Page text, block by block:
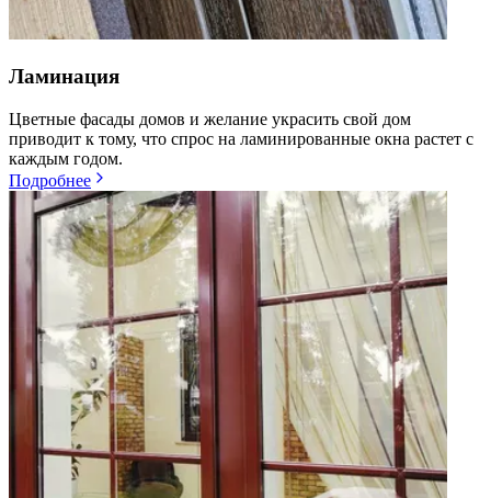
Ламинация
Цветные фасады домов и желание украсить свой дом
приводит к тому, что спрос на ламинированные окна растет с
каждым годом.
Подробнее